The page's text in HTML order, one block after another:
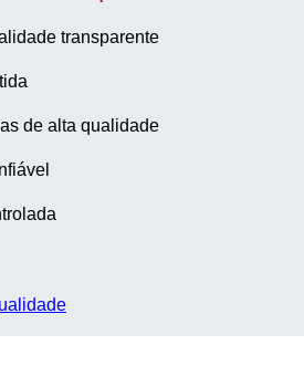
transparente
de alta qualidade